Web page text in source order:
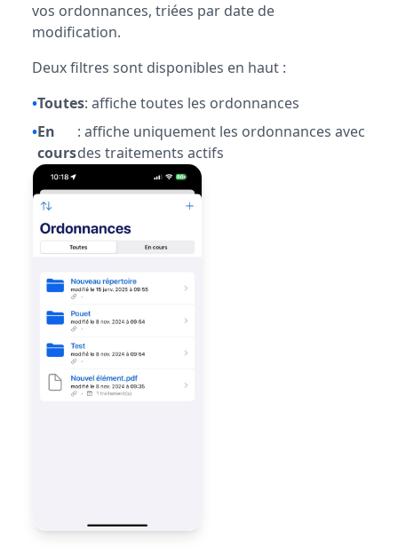
vos ordonnances, triées par date de
modification.
Deux filtres sont disponibles en haut :
•Toutes: affiche toutes les ordonnances
•En
cours
: affiche uniquement les ordonnances avec
des traitements actifs